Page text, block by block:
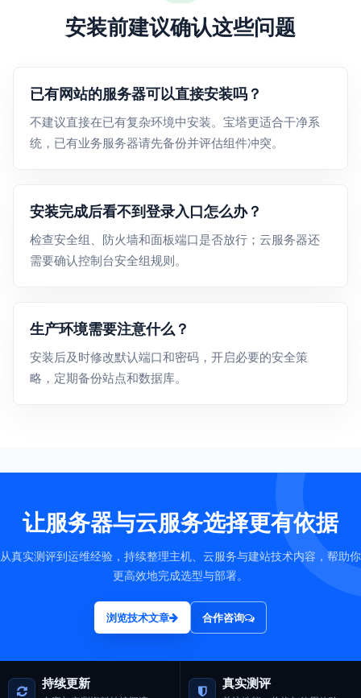
安装前建议确认这些问题
已有网站的服务器可以直接安装吗？
不建议直接在已有复杂环境中安装。宝塔更适合干净系
统，已有业务服务器请先备份并评估组件冲突。
安装完成后看不到登录入口怎么办？
检查安全组、防火墙和面板端口是否放行；云服务器还
需要确认控制台安全组规则。
生产环境需要注意什么？
安装后及时修改默认端口和密码，开启必要的安全策
略，定期备份站点和数据库。
让服务器与云服务选择更有依据
从真实测评到运维经验，持续整理主机、云服务与建站技术内容，帮助你
更高效地完成选型与部署。
浏览技术文章 合作咨询
持续更新 真实测评